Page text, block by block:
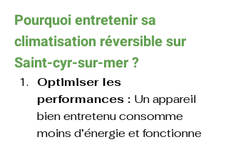
Pourquoi entretenir sa
climatisation réversible sur
Saint-cyr-sur-mer ?
Optimiser les
performances : Un appareil
bien entretenu consomme
moins d’énergie et fonctionne